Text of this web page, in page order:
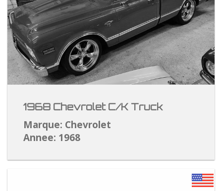
1968 Chevrolet C/K Truck
Marque: Chevrolet
Annee: 1968